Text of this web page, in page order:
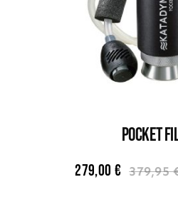
POCKET
379,95
279,00 €